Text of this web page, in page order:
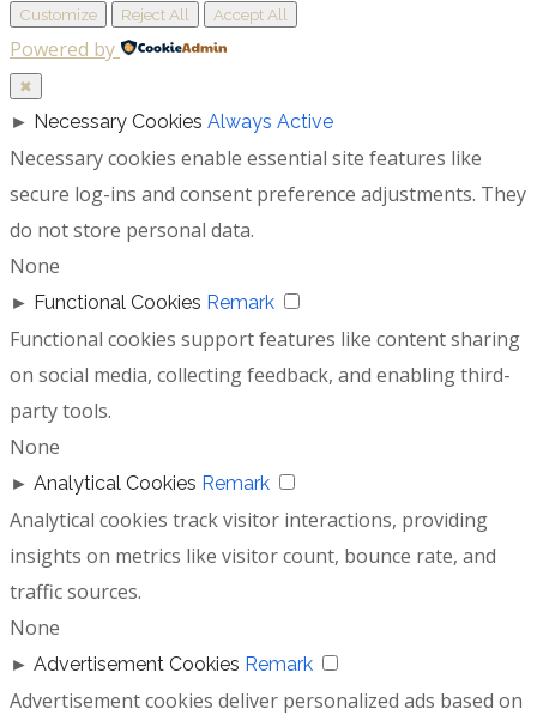
Customize Reject All Accept All
Powered by
✖
► Necessary Cookies Always Active
Necessary cookies enable essential site features like
secure log-ins and consent preference adjustments. They
do not store personal data.
None
► Functional Cookies Remark
Functional cookies support features like content sharing
on social media, collecting feedback, and enabling third-
party tools.
None
► Analytical Cookies Remark
Analytical cookies track visitor interactions, providing
insights on metrics like visitor count, bounce rate, and
traffic sources.
None
► Advertisement Cookies Remark
Advertisement cookies deliver personalized ads based on